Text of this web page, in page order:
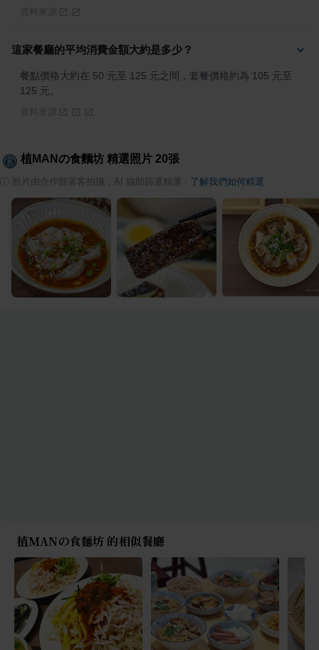
這家餐廳的平均消費金額大約是多少？
餐點價格大約在 50 元至 125 元之間，套餐價格約為 105 元至
125 元。
植MANの食麵坊 精選照片 20張
照片由合作部落客拍攝，AI 協助篩選精選 了解我們如何精選
植MANの食麵坊 的相似餐廳